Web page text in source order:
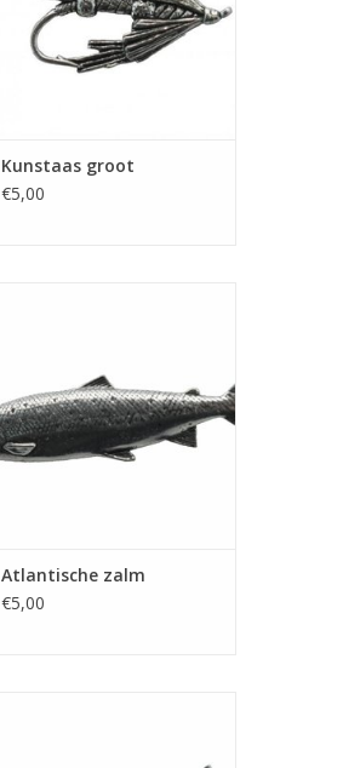
Kunstaas groot
€5,00
Atlantische zalm
€5,00